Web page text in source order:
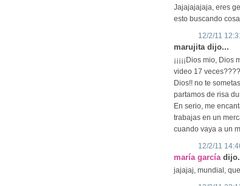
Jajajajajaja, eres
esto buscando
12/2/11
marujita dijo...
¡¡¡¡¡Dios mio,
video 17
Dios!! no te
partamos de risa
En serio, me
trabajas en un
cuando vaya a un
12/2/11
maría garcía
jajajaj, mundial,